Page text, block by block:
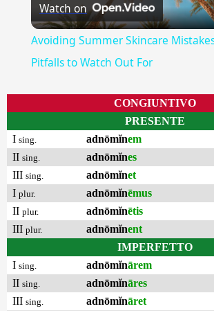
Video
Watch on
Avoiding Summer Skincare
Pitfalls to Watch Out For
CONGIUNTIVO
PRESENTE
I sing. adnōmĭnem
II sing. adnōmĭnes
III sing. adnōmĭnet
I plur. adnōmĭnēmus
II plur. adnōmĭnētis
III plur. adnōmĭnent
IMPERFETTO
I sing. adnōmĭnārem
II sing. adnōmĭnāres
III sing. adnōmĭnāret